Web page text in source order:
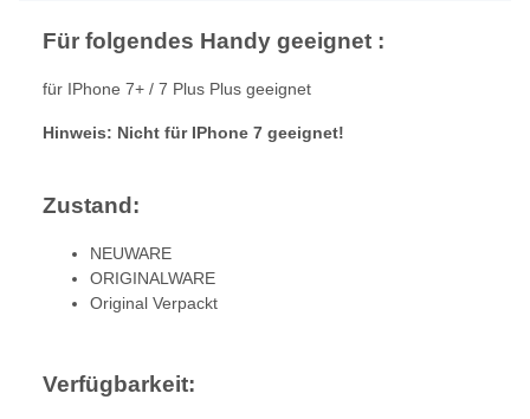
Für folgendes Handy geeignet :
für IPhone 7+ / 7 Plus Plus geeignet
Hinweis: Nicht für IPhone 7 geeignet!
Zustand:
NEUWARE
ORIGINALWARE
Original Verpackt
Verfügbarkeit: